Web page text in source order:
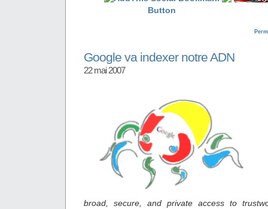
Google va indexer notre ADN
22 mai 2007
broad, secure, and private access to